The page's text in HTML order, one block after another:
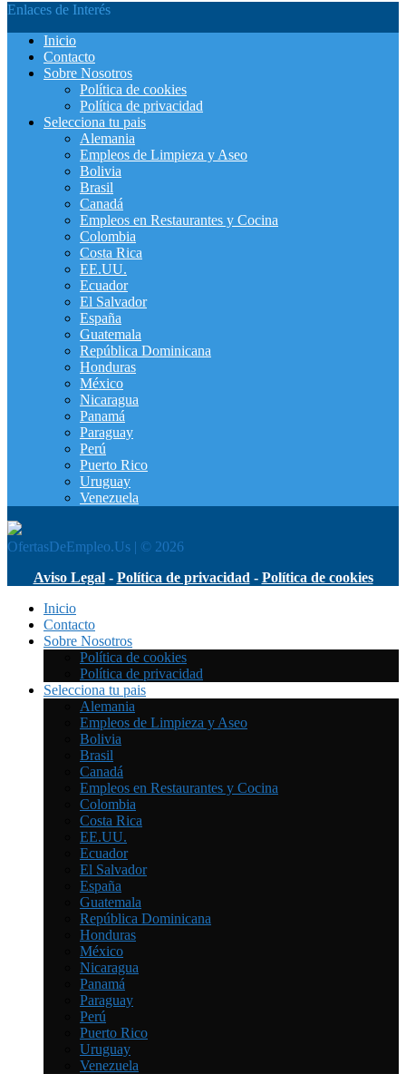
Enlaces de Interés
Inicio
Contacto
Sobre Nosotros
Política de cookies
Política de privacidad
Selecciona tu pais
Alemania
Empleos de Limpieza y Aseo
Bolivia
Brasil
Canadá
Empleos en Restaurantes y Cocina
Colombia
Costa Rica
EE.UU.
Ecuador
El Salvador
España
Guatemala
República Dominicana
Honduras
México
Nicaragua
Panamá
Paraguay
Perú
Puerto Rico
Uruguay
Venezuela
OfertasDeEmpleo.Us | © 2026
Aviso Legal- Política de privacidad - Política de cookies
Inicio
Contacto
Sobre Nosotros
Política de cookies
Política de privacidad
Selecciona tu pais
Alemania
Empleos de Limpieza y Aseo
Bolivia
Brasil
Canadá
Empleos en Restaurantes y Cocina
Colombia
Costa Rica
EE.UU.
Ecuador
El Salvador
España
Guatemala
República Dominicana
Honduras
México
Nicaragua
Panamá
Paraguay
Perú
Puerto Rico
Uruguay
Venezuela